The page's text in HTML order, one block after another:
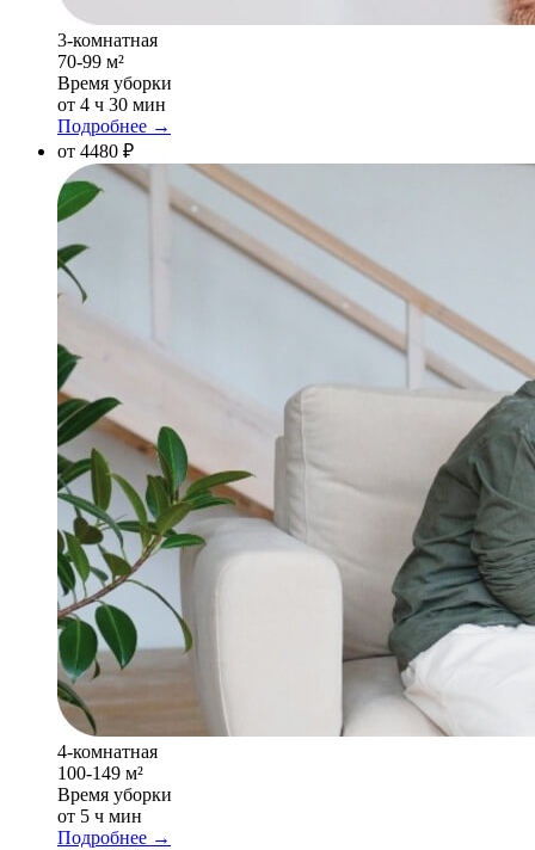
3-комнатная
70-99 м²
Время уборки
от 4 ч 30 мин
Подробнее →
от 4480 ₽
4-комнатная
100-149 м²
Время уборки
от 5 ч мин
Подробнее →